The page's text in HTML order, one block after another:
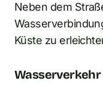
Neben dem
Küste zu
Wasserverkehr